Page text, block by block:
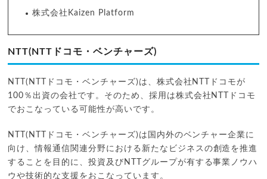
株式会社Kaizen Platform
NTT(NTTドコモ・ベンチャーズ)
NTT(NTTドコモ・ベンチャーズ)は、株式会社NTTドコモが
100％出資の会社です。そのため、採用は株式会社NTTドコモ
でおこなっている可能性が高いです。
NTT(NTTドコモ・ベンチャーズ)は国内外のベンチャー企業に
向け、情報通信関連分野における新たなビジネスの創造を推進
することを目的に、投資及びNTTグループが有する事業ノウハ
ウや技術的な支援をおこなっています。